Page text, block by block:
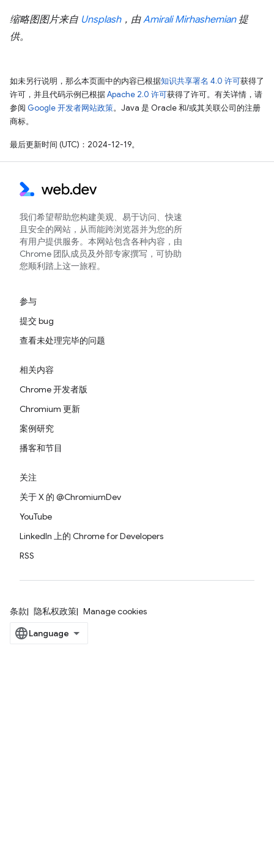
缩略图图片来自 Unsplash，由Amirali Mirhashemian提
供。
如未另行说明，那么本页面中的内容已根据知识共享署名 4.0 许可获得了
许可，并且代码示例已根据Apache 2.0 许可获得了许可。有关详情，请
参阅 Google 开发者网站政策。Java 是 Oracle 和/或其关联公司的注册
商标。
最后更新时间 (UTC)：2024-12-19。
我们希望帮助您构建美观、易于访问、快速
且安全的网站，从而能跨浏览器并为您的所
有用户提供服务。本网站包含各种内容，由
Chrome 团队成员及外部专家撰写，可协助
您顺利踏上这一旅程。
参与
提交 bug
查看未处理完毕的问题
相关内容
Chrome 开发者版
Chromium 更新
案例研究
播客和节目
关注
关于 X 的 @ChromiumDev
YouTube
LinkedIn 上的 Chrome for Developers
RSS
条款 隐私权政策 Manage cookies